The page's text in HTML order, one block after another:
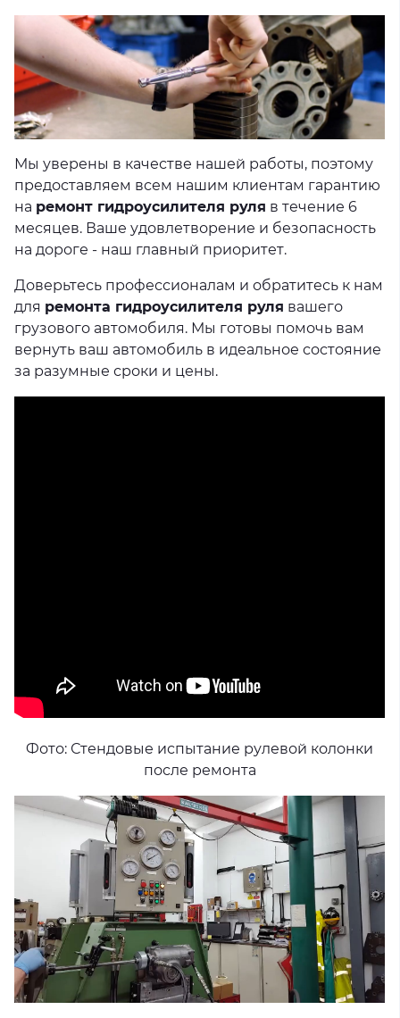
Мы уверены в качестве нашей работы, поэтому
предоставляем всем нашим клиентам гарантию
на ремонт гидроусилителя руля в течение 6
месяцев. Ваше удовлетворение и безопасность
на дороге - наш главный приоритет.
Доверьтесь профессионалам и обратитесь к нам
для ремонта гидроусилителя руля вашего
грузового автомобиля. Мы готовы помочь вам
вернуть ваш автомобиль в идеальное состояние
за разумные сроки и цены.
Фото: Стендовые испытание рулевой колонки
после ремонта